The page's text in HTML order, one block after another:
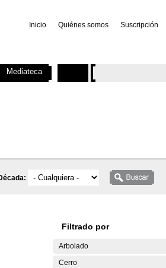
Inicio Quiénes somos Suscripción
Filtrado por
Arbolado
Cerro
Mediateca